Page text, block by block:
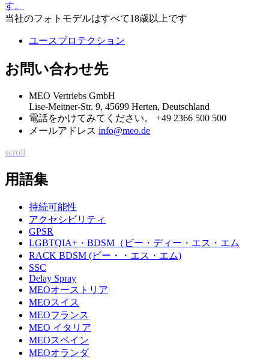
す。
当社のフォトモデルはすべて18歳以上です
ユースプロテクション
お問い合わせ先
MEO Vertriebs GmbH
Lise-Meitner-Str. 9, 45699 Herten, Deutschland
電話をかけてみてください。 +49 2366 500 500
メールアドレス info@meo.de
scroll
用語集
持続可能性
アクセシビリティ
GPSR
LGBTQIA+・BDSM（ビー・ディー・エス・エム
RACK BDSM (ビー・・エス・エム)
SSC
Delay Spray
MEOオーストリア
MEOスイス
MEOフランス
MEO イタリア
MEOスペイン
MEOオランダ